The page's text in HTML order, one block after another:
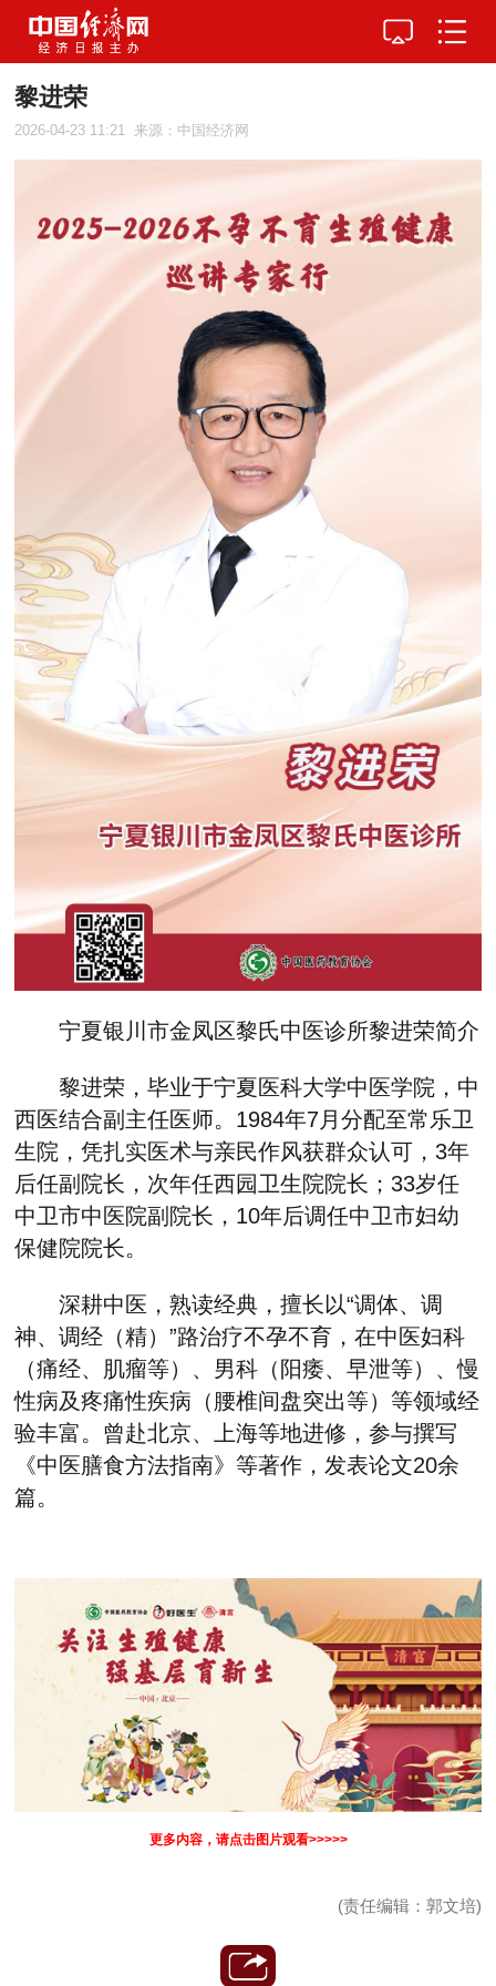
黎进荣
2026-04-23 11:21 来源：中国经济网
宁夏银川市金凤区黎氏中医诊所黎进荣简介
黎进荣，毕业于宁夏医科大学中医学院，中
西医结合副主任医师。1984年7月分配至常乐卫
生院，凭扎实医术与亲民作风获群众认可，3年
后任副院长，次年任西园卫生院院长；33岁任
中卫市中医院副院长，10年后调任中卫市妇幼
保健院院长。
深耕中医，熟读经典，擅长以“调体、调
神、调经（精）”路治疗不孕不育，在中医妇科
（痛经、肌瘤等）、男科（阳痿、早泄等）、慢
性病及疼痛性疾病（腰椎间盘突出等）等领域经
验丰富。曾赴北京、上海等地进修，参与撰写
《中医膳食方法指南》等著作，发表论文20余
篇。
更多内容，请点击图片观看>>>>>
(责任编辑：郭文培)